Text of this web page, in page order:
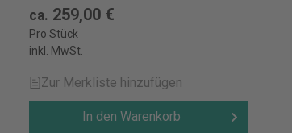
ca. 259,00 €
Pro Stück
inkl. MwSt.
Zur Merkliste hinzufügen
In den Warenkorb